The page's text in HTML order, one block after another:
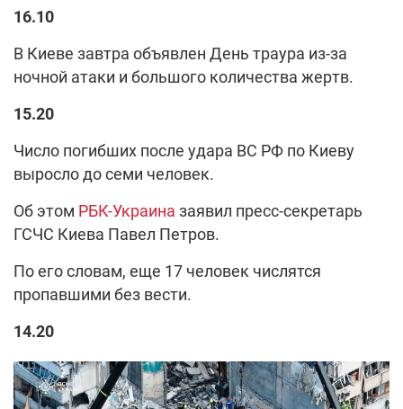
16.10
В Киеве завтра объявлен День траура из-за
ночной атаки и большого количества жертв.
15.20
Число погибших после удара ВС РФ по Киеву
выросло до семи человек.
Об этом РБК-Украина заявил пресс-секретарь
ГСЧС Киева Павел Петров.
По его словам, еще 17 человек числятся
пропавшими без вести.
14.20